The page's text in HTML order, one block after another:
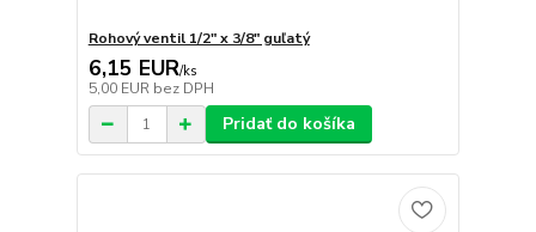
Rohový ventil 1/2" x 3/8" guľatý
6,15 EUR/ks
5,00 EUR bez DPH
Pridať do košíka